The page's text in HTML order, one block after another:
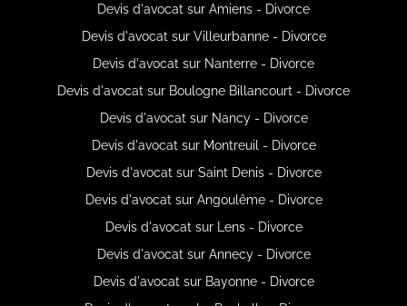
Devis d'avocat sur Amiens - Divorce
Devis d'avocat sur Villeurbanne - Divorce
Devis d'avocat sur Nanterre - Divorce
Devis d'avocat sur Boulogne Billancourt - Divorce
Devis d'avocat sur Nancy - Divorce
Devis d'avocat sur Montreuil - Divorce
Devis d'avocat sur Saint Denis - Divorce
Devis d'avocat sur Angoulême - Divorce
Devis d'avocat sur Lens - Divorce
Devis d'avocat sur Annecy - Divorce
Devis d'avocat sur Bayonne - Divorce